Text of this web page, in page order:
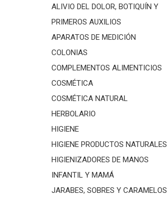
ALIVIO DEL DOLOR, BOTIQUÍN Y
PRIMEROS AUXILIOS
APARATOS DE MEDICIÓN
COLONIAS
COMPLEMENTOS ALIMENTICIOS
COSMÉTICA
COSMÉTICA NATURAL
HERBOLARIO
HIGIENE
HIGIENE PRODUCTOS NATURALES
HIGIENIZADORES DE MANOS
INFANTIL Y MAMÁ
JARABES, SOBRES Y CARAMELOS